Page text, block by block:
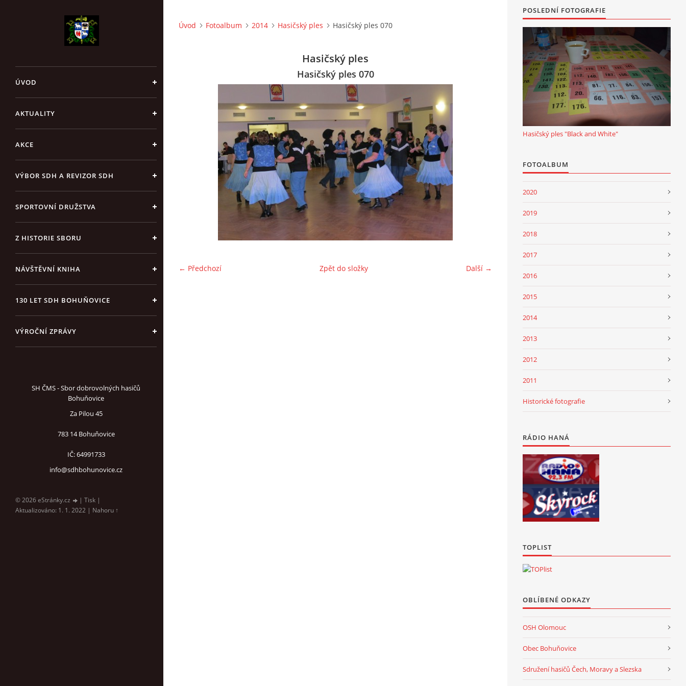
ÚVOD
AKTUALITY
AKCE
VÝBOR SDH A REVIZOR SDH
SPORTOVNÍ DRUŽSTVA
Z HISTORIE SBORU
NÁVŠTĚVNÍ KNIHA
130 LET SDH BOHUŇOVICE
VÝROČNÍ ZPRÁVY
SH ČMS - Sbor dobrovolných hasičů
Bohuňovice
Za Pilou 45
783 14 Bohuňovice
IČ: 64991733
info@sdhbohunovice.cz
© 2026 eStránky.cz | Tisk |
Aktualizováno: 1. 1. 2022 | Nahoru ↑
Úvod Fotoalbum 2014 Hasičský ples Hasičský ples 070
Hasičský ples
Hasičský ples 070
← Předchozí Další →
Zpět do složky
POSLEDNÍ FOTOGRAFIE
Hasičský ples "Black and White"
FOTOALBUM
2020
2019
2018
2017
2016
2015
2014
2013
2012
2011
Historické fotografie
RÁDIO HANÁ
TOPLIST
OBLÍBENÉ ODKAZY
OSH Olomouc
Obec Bohuňovice
Sdružení hasičů Čech, Moravy a Slezska